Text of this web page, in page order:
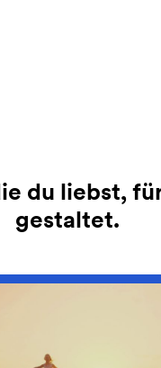
du liebst,
gestaltet.